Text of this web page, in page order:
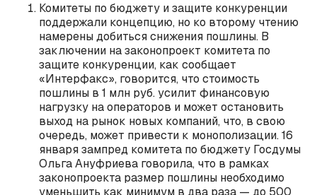
Комитеты по бюджету и защите конкуренции
поддержали концепцию, но ко второму чтению
намерены добиться снижения пошлины. В
заключении на законопроект комитета по
защите конкуренции, как сообщает
«Интерфакс», говорится, что стоимость
пошлины в 1 млн руб. усилит финансовую
нагрузку на операторов и может остановить
выход на рынок новых компаний, что, в свою
очередь, может привести к монополизации. 16
января зампред комитета по бюджету Госдумы
Ольга Ануфриева говорила, что в рамках
законопроекта размер пошлины необходимо
уменьшить как минимум в два раза — до 500